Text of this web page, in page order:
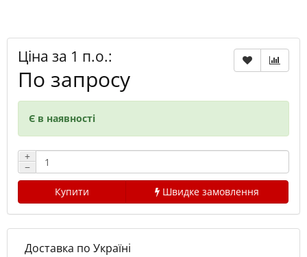
Ціна за 1 п.о.:
По запросу
Є в наявності
+
−
Купити
Швидке замовлення
Доставка по Україні